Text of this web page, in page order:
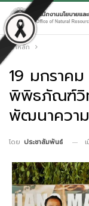
หน้าหลัก
19 มกราค
พิพิธภัณฑ์วิ
พัฒนาควา
โดย ประชาสัมพันธ์